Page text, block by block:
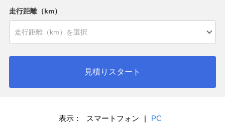
走行距離（km）
見積りスタート
表示： スマートフォン | PC